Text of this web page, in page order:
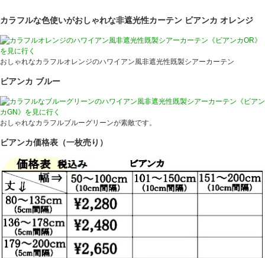
カラフルな色使いがおしゃれな非遮光性カーテン ビアンカ オレンジ
おしゃれなカラフルオレンジのハワイアン風非遮光性既製シアーカーテン
ビアンカ ブルー
おしゃれなカラフルブルーグリーンが素敵です。
ビアンカ価格表（一枚売り）